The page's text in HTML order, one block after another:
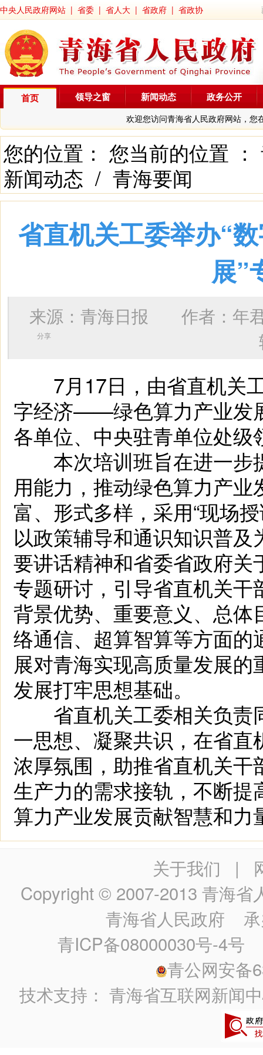
中央人民政府网站 | 省委 | 省人大 | 省政府 | 省政协
首页
欢迎您访问青海省人民政府网站，您
领导之窗 新闻动态 政务公开
您的位置： 您当前的位置 ：
新闻动态 / 青海要闻
省直机关工委举办“
展”
来源：青海日报 作者：年
分享
7月17日，由省直机关工
字经济——绿色算力产业发
各单位、中央驻青单位处
本次培训班旨在进一步
用能力，推动绿色算力产
富、形式多样，采用“现场
以政策辅导和通识知识普
要讲话精神和省委省政府
专题研讨，引导省直机关
背景优势、重要意义、总
络通信、超算智算等方面
展对青海实现高质量发展
发展打牢思想基础。
省直机关工委相关负责
一思想、凝聚共识，在省
浓厚氛围，助推省直机关
生产力的需求接轨，不断
算力产业发展贡献智慧和力
关于我们 |
Copyright © 2007-2013 青海省
青海省人民政府 承
青ICP备08000030号-4号
青公网安备
技术支持：青海省互联网新闻